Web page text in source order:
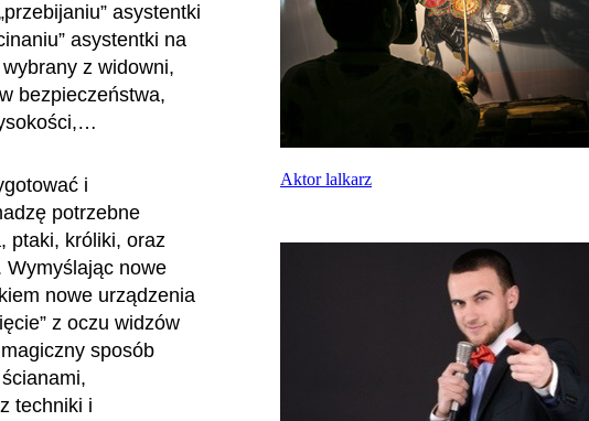
asystentki
asystentki na
z widowni,
bezpieczeństwa,
i
potrzebne
ptaki, króliki, oraz
Wymyślając nowe
nowe urządzenia
z oczu widzów
sposób
techniki i
Aktor lalkarz